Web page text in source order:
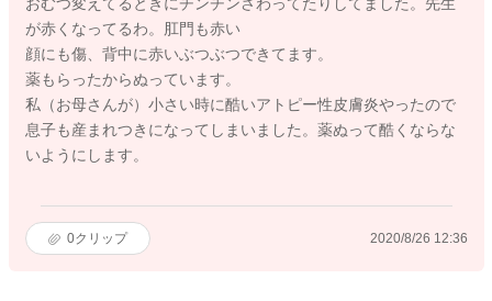
が赤くなってるわ。肛門も赤い
顔にも傷、背中に赤いぶつぶつできてます。
薬もらったからぬっています。
私（お母さんが）小さい時に酷いアトピー性皮膚炎やったので
息子も産まれつきになってしまいました。薬ぬって酷くならな
いようにします。
0クリップ 2020/8/26 12:36